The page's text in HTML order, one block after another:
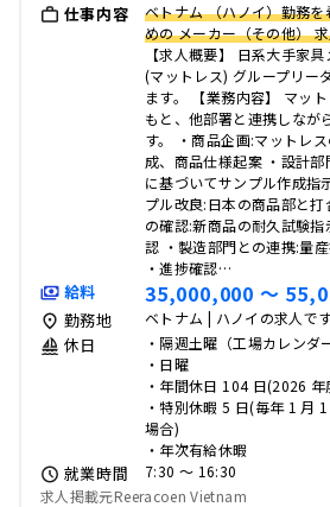
仕事内容
ベトナム （ハノイ）勤務
めの メーカー（その他）
【求人概要】 日系大手家
(マットレス) グループリー
ます。 【業務内容】 マッ
もと、他部署と連携しなが
す。 ・商品企画:マットレ
成、商品仕様起案 ・設計
に基づいてサンプル作成指
プル改良:日本の商品部と
の確認:新商品の耐久試験
認 ・製造部門との連携:量
・進捗確認…
給料 35,000,000 〜
勤務地 ベトナム | ハノイの求人です
休日
・隔週土曜（工場カレンダ
・日曜
・年間休日 104 日(2026 年
・特別休暇 5 日(毎年 1 月
場合)
・年次有給休暇
就業時間
7:30 〜 16:30
求人掲載元Reeracoen Vietnam